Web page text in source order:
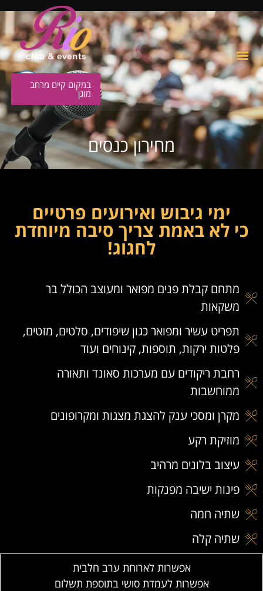
במקום קיים מרחב
מוגן
מחירון כנסים
ימי גיבוש ואירועים פרטיים
כי לא באמת צריך סיבה מיוחדת
לחגוג!
מתחם קבלת פנים מפואר ומעוצב הכולל בר
משקאות
תפריט עשיר ומפואר כגון שיפודים, סלטים, מזטים,
פלטות ירקות, תוספות, קינוחים ועוד
רחבת ריקודים עם מערכות סאונד ותאורה
ממוחשבות
מקרן ומסכי ענק להצגת מצגות ומקרופונים
מוזיקת רקע
עיצוב בלונים מרהיב
פינות ישיבה מפנקות
שתיה חמה
שתיה קלה
אפשרות לארוחת ערב חלבית
אפשרות לעמדת סושי בתוספת תשלום